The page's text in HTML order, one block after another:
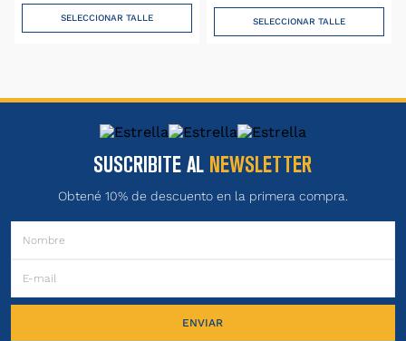
SELECCIONAR TALLE SELECCIONAR TALLE
SUSCRIBITE AL NEWSLETTER
Obtené 10% de descuento en la primera compra.
ENVIAR